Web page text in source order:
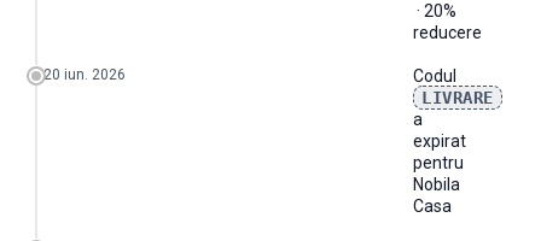
· 20%
reducere
20 iun. 2026
Codul
LIVRARE
a
expirat
pentru
Nobila
Casa